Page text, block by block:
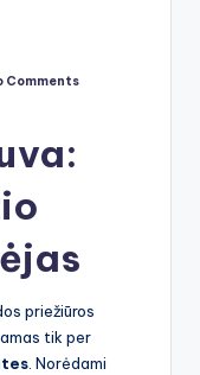
Comments
priežiūros
tik per
. Norėdami